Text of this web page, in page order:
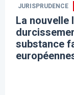
JURISPRUDENCE
La nouvelle
substance